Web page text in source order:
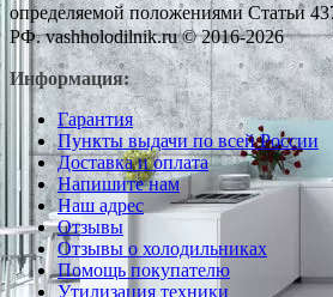
определяемой положениями Статьи
РФ. vashholodilnik.ru © 2016-2026
Информация:
Гарантия
Пункты выдачи по всей России
Доставка и оплата
Напишите нам
Наш адрес
Отзывы
Отзывы о холодильниках
Помощь покупателю
Утилизация техники